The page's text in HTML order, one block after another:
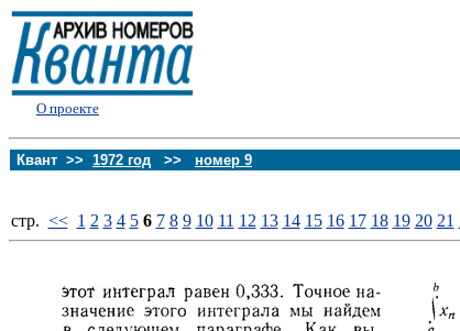
О проекте
Квант >> 1972 год >> номер 9
стp. << 1 2 3 4 5 6 7 8 9 10 11 12 13 14 15 16 17 18 19 20 21